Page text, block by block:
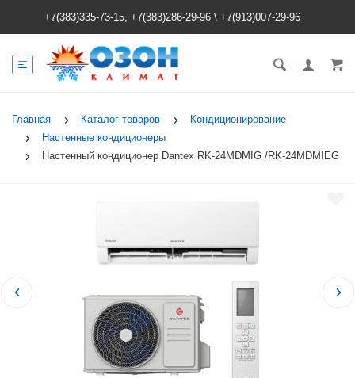
+7(383)335-73-15, +7(383)286-29-96 \ +7(913)007-29-96
Главная Каталог товаров
Кондиционирование
Настенные кондиционеры
Настенный кондиционер Dantex RK-24MDMIG /RK-24MDMIEG